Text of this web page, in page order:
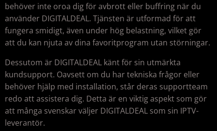
behöver inte oroa dig för avbrott eller buffring när du
använder DIGITALDEAL. Tjänsten är utformad för att
fungera smidigt, även under hög belastning, vilket gör
att du kan njuta av dina favoritprogram utan störningar.
Dessutom är DIGITALDEAL känt för sin utmärkta
kundsupport. Oavsett om du har tekniska frågor eller
behöver hjälp med installation, står deras supportteam
redo att assistera dig. Detta är en viktig aspekt som gör
att många svenskar väljer DIGITALDEAL som sin IPTV-
leverantör.